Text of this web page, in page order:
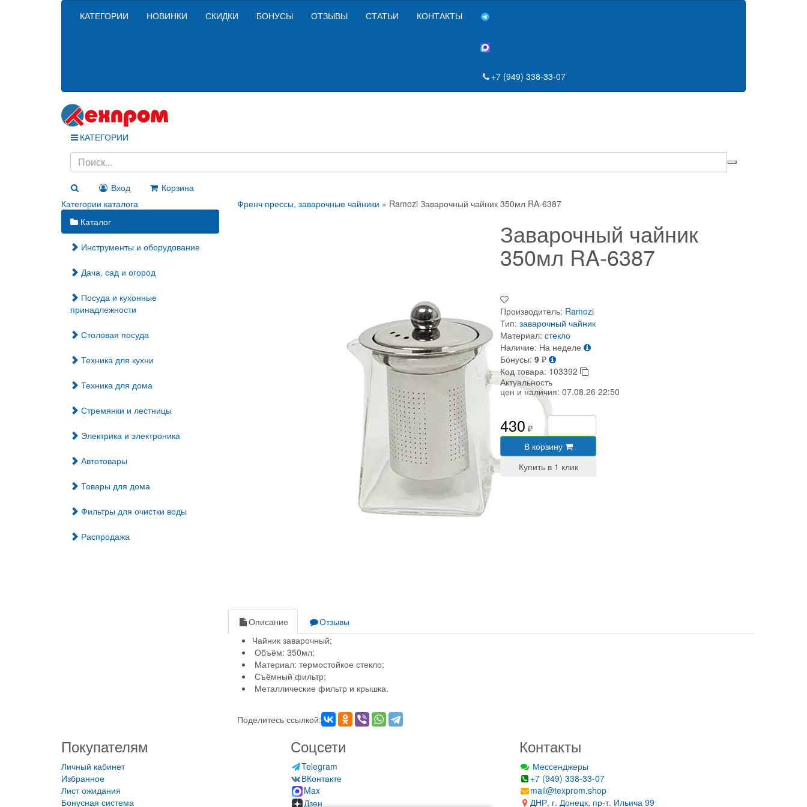
КАТЕГОРИИ НОВИНКИ СКИДКИ БОНУСЫ ОТЗЫВЫ СТАТЬИ КОНТАКТЫ
+7 (949) 338-33-07
КАТЕГОРИИ
Вход
Корзина
Категории каталога
Каталог
Инструменты и оборудование
Дача, сад и огород
Посуда и кухонные
принадлежности
Столовая посуда
Техника для кухни
Техника для дома
Стремянки и лестницы
Электрика и электроника
Автотовары
Товары для дома
Фильтры для очистки воды
Распродажа
Френч прессы, заварочные чайники » Ramozi Заварочный чайник 350мл RA-6387
Заварочный чайник
350мл RA-6387
Производитель: Ramozi
Тип: заварочный чайник
Материал: стекло
Наличие: На неделе
Бонусы: 9 ₽
Код товара: 103392
Актуальность
цен и наличия: 07.08.26 22:50
430 ₽
В корзину
Описание
Отзывы
Чайник заварочный;
Объём: 350мл;
Материал: термостойкое стекло;
Съёмный фильтр;
Металлические фильтр и крышка.
Поделитесь ссылкой:
Покупателям
Личный кабинет
Избранное
Лист ожидания
Бонусная система
Соцсети
Telegram
ВКонтакте
Max
Дзен
Контакты
Мессенджеры
+7 (949) 338-33-07
mail@texprom.shop
ДНР, г. Донецк, пр-т. Ильича 99